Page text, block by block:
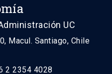
UC
Macul. Santiago, Chile
2 2354 4028